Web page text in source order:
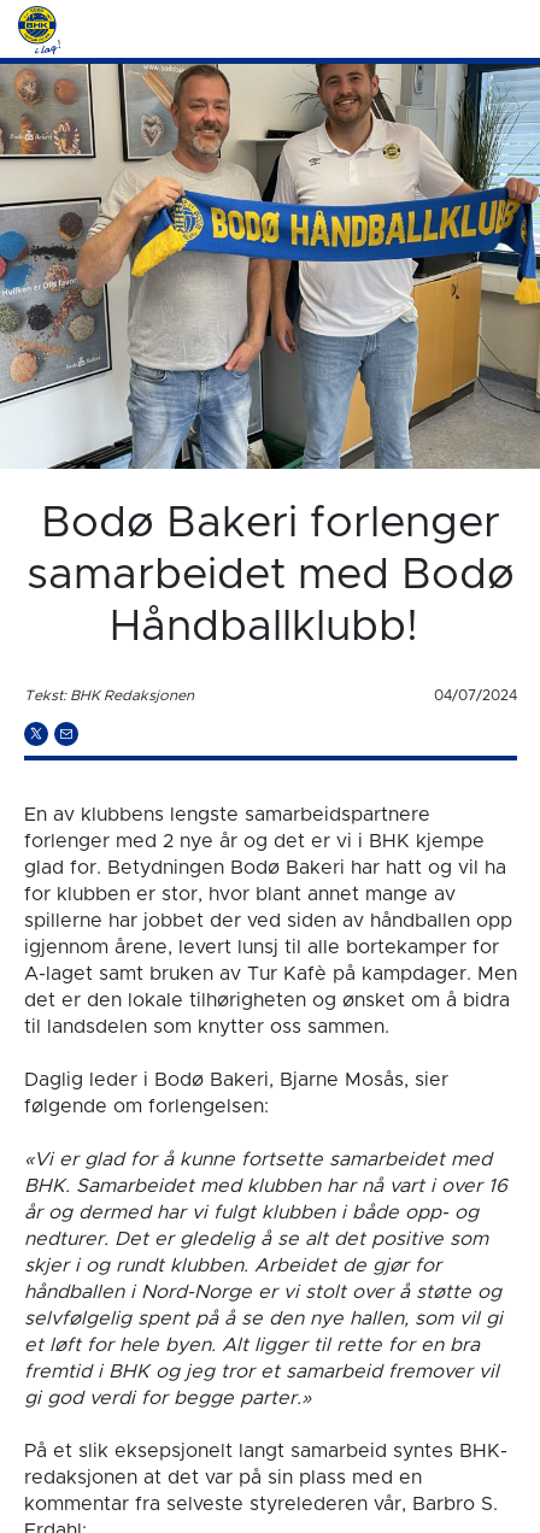
Bodø Bakeri forlenger
samarbeidet med Bodø
Håndballklubb!
Tekst: BHK Redaksjonen 04/07/2024
En av klubbens lengste samarbeidspartnere
forlenger med 2 nye år og det er vi i BHK kjempe
glad for. Betydningen Bodø Bakeri har hatt og vil ha
for klubben er stor, hvor blant annet mange av
spillerne har jobbet der ved siden av håndballen opp
igjennom årene, levert lunsj til alle bortekamper for
A-laget samt bruken av Tur Kafè på kampdager. Men
det er den lokale tilhørigheten og ønsket om å bidra
til landsdelen som knytter oss sammen.
Daglig leder i Bodø Bakeri, Bjarne Mosås, sier
følgende om forlengelsen:
«Vi er glad for å kunne fortsette samarbeidet med
BHK. Samarbeidet med klubben har nå vart i over 16
år og dermed har vi fulgt klubben i både opp- og
nedturer. Det er gledelig å se alt det positive som
skjer i og rundt klubben. Arbeidet de gjør for
håndballen i Nord-Norge er vi stolt over å støtte og
selvfølgelig spent på å se den nye hallen, som vil gi
et løft for hele byen. Alt ligger til rette for en bra
fremtid i BHK og jeg tror et samarbeid fremover vil
gi god verdi for begge parter.»
På et slik eksepsjonelt langt samarbeid syntes BHK-
redaksjonen at det var på sin plass med en
kommentar fra selveste styrelederen vår, Barbro S.